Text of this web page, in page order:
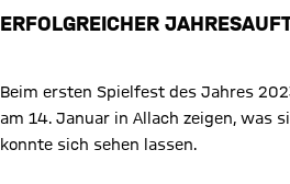
ERFOLGREICHER
Beim ersten Spielfest des Jahres
am 14. Januar in Allach zeigen, was
konnte sich sehen lassen.